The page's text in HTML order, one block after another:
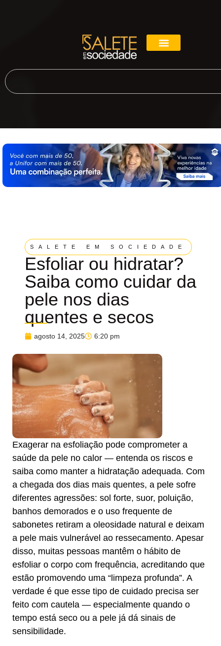
SALETE EM SOCIEDADE
Esfoliar ou hidratar?
Saiba como cuidar da
pele nos dias
quentes e secos
agosto 14, 2025 6:20 pm
Exagerar na esfoliação pode comprometer a
saúde da pele no calor — entenda os riscos e
saiba como manter a hidratação adequada. Com
a chegada dos dias mais quentes, a pele sofre
diferentes agressões: sol forte, suor, poluição,
banhos demorados e o uso frequente de
sabonetes retiram a oleosidade natural e deixam
a pele mais vulnerável ao ressecamento. Apesar
disso, muitas pessoas mantêm o hábito de
esfoliar o corpo com frequência, acreditando que
estão promovendo uma “limpeza profunda”. A
verdade é que esse tipo de cuidado precisa ser
feito com cautela — especialmente quando o
tempo está seco ou a pele já dá sinais de
sensibilidade.